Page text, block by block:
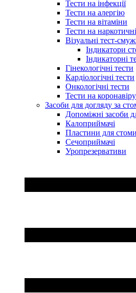
Тести на інфекції
Тести на алергію
Тести на вітаміни
Тести на
Візуальні тест-
Індикатори
Індикаторні
Гінекологічні тести
Кардіологічні тести
Онкологічні тести
Тести на
Засоби для догляду за
Допоміжні засоби
Калоприймачі
Пластини для стоми
Сечоприймачі
Уропрезервативи